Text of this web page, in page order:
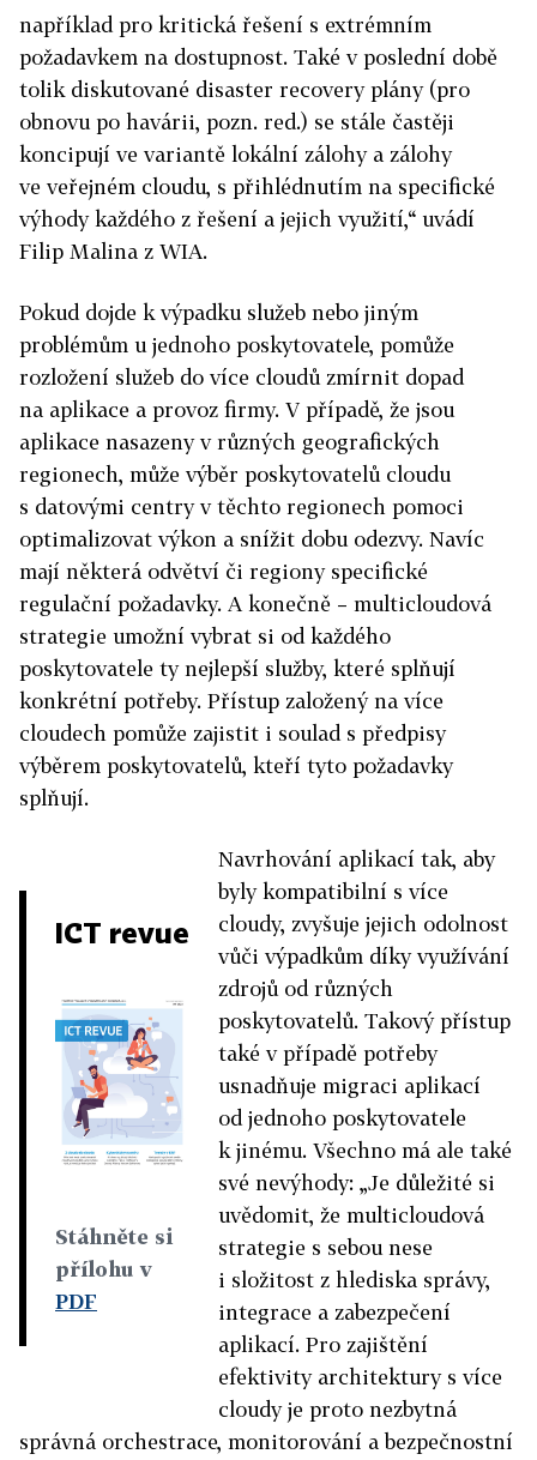
například pro kritická řešení s extrémním
požadavkem na dostupnost. Také v poslední době
tolik diskutované disaster recovery plány (pro
obnovu po havárii, pozn. red.) se stále častěji
koncipují ve variantě lokální zálohy a zálohy
ve veřejném cloudu, s přihlédnutím na specifické
výhody každého z řešení a jejich využití,“ uvádí
Filip Malina z WIA.
Pokud dojde k výpadku služeb nebo jiným
problémům u jednoho poskytovatele, pomůže
rozložení služeb do více cloudů zmírnit dopad
na aplikace a provoz firmy. V případě, že jsou
aplikace nasazeny v různých geografických
regionech, může výběr poskytovatelů cloudu
s datovými centry v těchto regionech pomoci
optimalizovat výkon a snížit dobu odezvy. Navíc
mají některá odvětví či regiony specifické
regulační požadavky. A konečně – multicloudová
strategie umožní vybrat si od každého
poskytovatele ty nejlepší služby, které splňují
konkrétní potřeby. Přístup založený na více
cloudech pomůže zajistit i soulad s předpisy
výběrem poskytovatelů, kteří tyto požadavky
splňují.
ICT revue
Stáhněte si
přílohu v
PDF
Navrhování aplikací tak, aby
byly kompatibilní s více
cloudy, zvyšuje jejich odolnost
vůči výpadkům díky využívání
zdrojů od různých
poskytovatelů. Takový přístup
také v případě potřeby
usnadňuje migraci aplikací
od jednoho poskytovatele
k jinému. Všechno má ale také
své nevýhody: „Je důležité si
uvědomit, že multicloudová
strategie s sebou nese
i složitost z hlediska správy,
integrace a zabezpečení
aplikací. Pro zajištění
efektivity architektury s více
cloudy je proto nezbytná
správná orchestrace, monitorování a bezpečnostní